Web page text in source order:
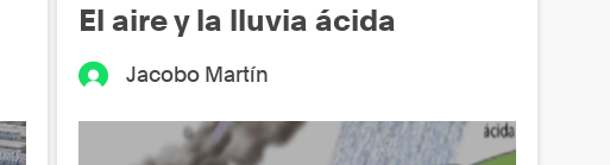
El aire y la lluvia ácida
Jacobo Martín